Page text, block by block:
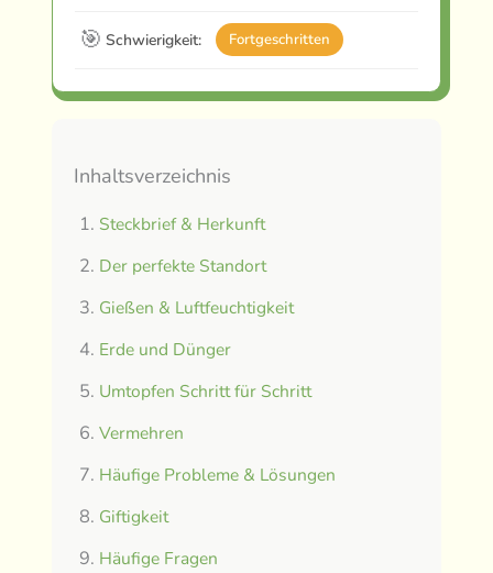
🎯 Schwierigkeit: Fortgeschritten
Inhaltsverzeichnis
Steckbrief & Herkunft
Der perfekte Standort
Gießen & Luftfeuchtigkeit
Erde und Dünger
Umtopfen Schritt für Schritt
Vermehren
Häufige Probleme & Lösungen
Giftigkeit
Häufige Fragen